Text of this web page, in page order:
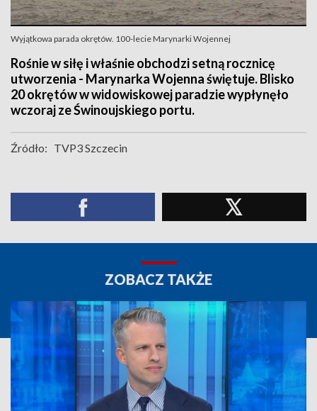
Wyjątkowa parada okrętów. 100-lecie Marynarki Wojennej
Rośnie w siłę i właśnie obchodzi setną rocznicę
utworzenia - Marynarka Wojenna świętuje. Blisko
20 okrętów w widowiskowej paradzie wypłynęło
wczoraj ze Świnoujskiego portu.
Źródło: TVP3 Szczecin
ZOBACZ TAKŻE